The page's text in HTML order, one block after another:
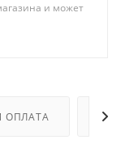
и может
ОПЛАТА